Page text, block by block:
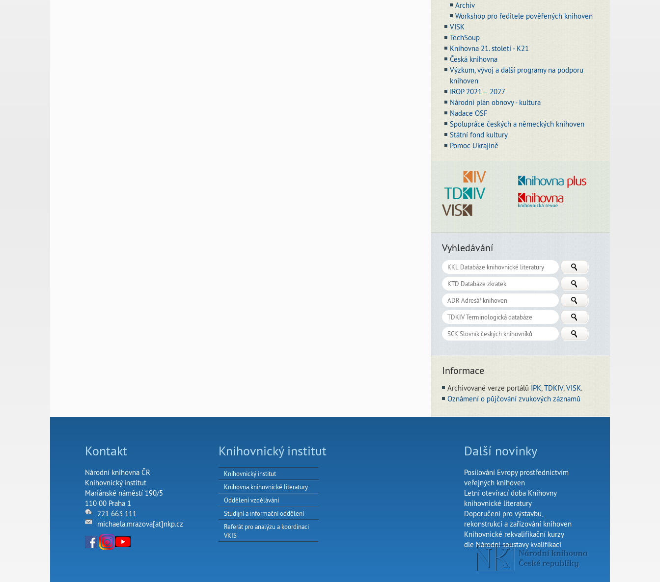
Archiv
Workshop pro ředitele pověřených knihoven
VISK
TechSoup
Knihovna 21. století - K21
Česká knihovna
Výzkum, vývoj a další programy na podporu
knihoven
IROP 2021 – 2027
Národní plán obnovy - kultura
Nadace OSF
Spolupráce českých a německých knihoven
Státní fond kultury
Pomoc Ukrajině
Vyhledávání
Informace
Archivované verze portálů IPK,TDKIV,VISK.
Oznámení o půjčování zvukových záznamů
Kontakt
Národní knihovna ČR
Knihovnický institut
Mariánské náměstí 190/5
110 00 Praha 1
221 663 111
michaela.mrazova[at]nkp.cz
Knihovnický institut
Knihovnický institut
Knihovna knihovnické literatury
Oddělení vzdělávání
Studijní a informační oddělení
Referát pro analýzu a koordinaci
VKIS
Další novinky
Posilování Evropy prostřednictvím
veřejných knihoven
Letní otevírací doba Knihovny
knihovnické literatury
Doporučení pro výstavbu,
rekonstrukci a zařizování knihoven
Knihovnické rekvalifikační kurzy
dle Národní soustavy kvalifikací